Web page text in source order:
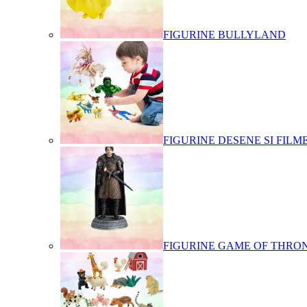
FIGURINE BULLYLAND
FIGURINE DESENE SI
FIGURINE GAME OF